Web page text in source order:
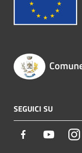
SEGUICI SU
Facebook Youtube